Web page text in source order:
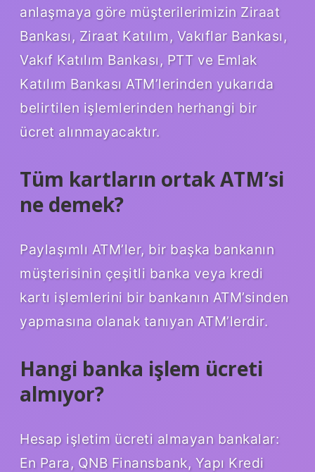
anlaşmaya göre müşterilerimizin Ziraat
Bankası, Ziraat Katılım, Vakıflar Bankası,
Vakıf Katılım Bankası, PTT ve Emlak
Katılım Bankası ATM’lerinden yukarıda
belirtilen işlemlerinden herhangi bir
ücret alınmayacaktır.
Tüm kartların ortak ATM’si
ne demek?
Paylaşımlı ATM’ler, bir başka bankanın
müşterisinin çeşitli banka veya kredi
kartı işlemlerini bir bankanın ATM’sinden
yapmasına olanak tanıyan ATM’lerdir.
Hangi banka işlem ücreti
almıyor?
Hesap işletim ücreti almayan bankalar:
En Para, QNB Finansbank, Yapı Kredi